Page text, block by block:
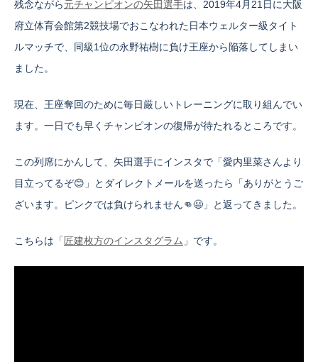
残念ながら元チャンピオンの矢田選手は、2019年4月21日に大阪
府立体育会館第2競技場でおこなわれた日本ウェルター級タイト
ルマッチで、同級1位の永野祐樹に負け王座から陥落してしまい
ました。
現在、王座奪回のために毎日厳しいトレーニングに取り組んでい
ます。一日でも早くチャンピオンの復帰が待たれるところです。
この列席にかんして、矢田選手にインスタで「愛内里菜さんより
目立ってるぞ😊」とダイレクトメールを送ったら「ありがとうご
ざいます。ピンクでは負けられません👊😃」と返ってきました。
こちらは「 匠建枚方のインスタグラム 」です。